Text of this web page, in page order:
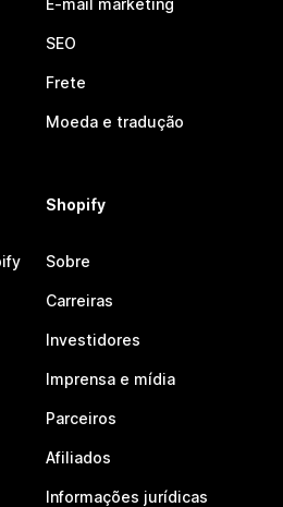
E-mail marketing
SEO
Frete
Moeda e tradução
Shopify
Sobre
Carreiras
Investidores
Imprensa e mídia
Parceiros
Afiliados
Informações jurídicas